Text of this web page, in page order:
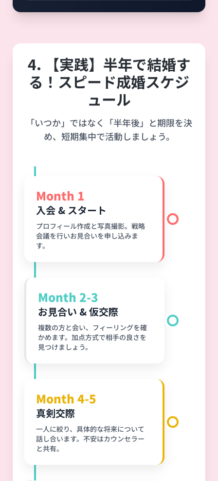
4. 【実践】半年で結婚す
る！スピード成婚スケジ
ュール
「いつか」ではなく「半年後」と期限を決
め、短期集中で活動しましょう。
Month 1
入会 & スタート
プロフィール作成と写真撮影。戦略
会議を行いお見合いを申し込みま
す。
Month 2-3
お見合い & 仮交際
複数の方と会い、フィーリングを確
かめます。加点方式で相手の良さを
見つけましょう。
Month 4-5
真剣交際
一人に絞り、具体的な将来について
話し合います。不安はカウンセラー
と共有。